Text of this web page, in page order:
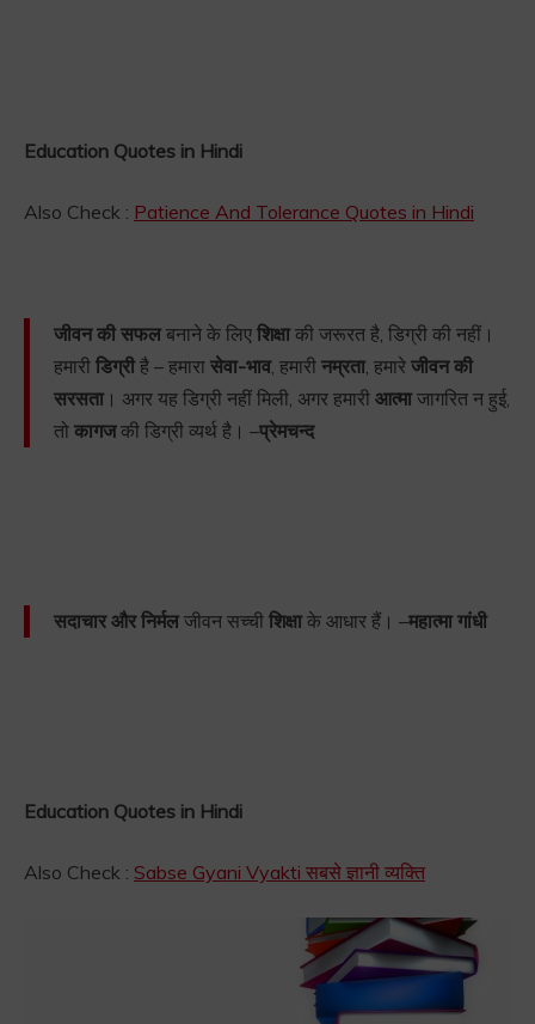
Education Quotes in Hindi
Also Check : Patience And Tolerance Quotes in Hindi
जीवन की सफल बनाने के लिए शिक्षाकी जरूरत है, डिग्री की नहीं।
हमारी डिग्रीहै – हमारा सेवा-भाव, हमारी नम्रता, हमारे जीवन की
सरसता। अगर यह डिग्री नहीं मिली, अगर हमारी आत्माजागरित न हुई,
तो कागजकी डिग्री व्यर्थ है। –प्रेमचन्द
सदाचार और निर्मल जीवन सच्ची शिक्षाके आधार हैं। –महात्मा गांधी
Education Quotes in Hindi
Also Check : Sabse Gyani Vyakti सबसे ज्ञानी व्यक्ति